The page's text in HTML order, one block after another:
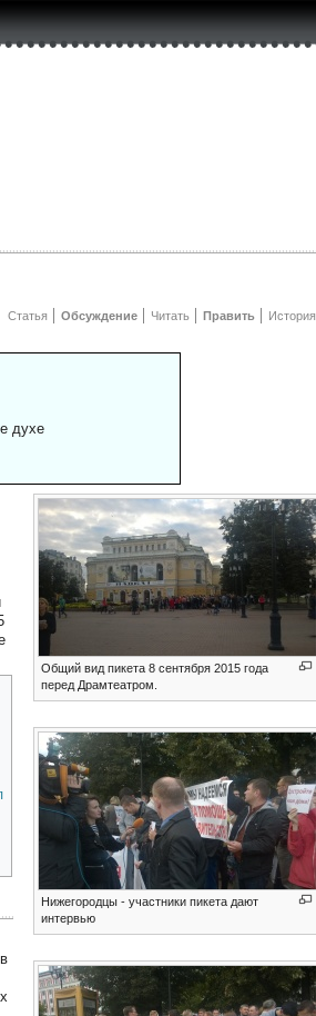
Статья Обсуждение Читать Править История
духе
Общий вид пикета 8 сентября 2015 года
перед Драмтеатром.
Нижегородцы - участники пикета дают
интервью